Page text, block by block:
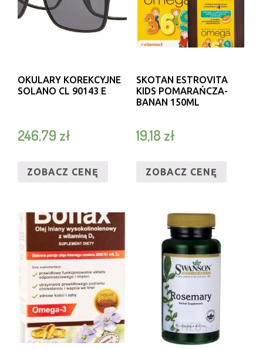
OKULARY KOREKCYJNE
SOLANO CL 90143 E
246,79 zł
ZOBACZ CENĘ
SKOTAN ESTROVITA
KIDS POMARAŃCZA-
BANAN 150ML
19,18 zł
ZOBACZ CENĘ